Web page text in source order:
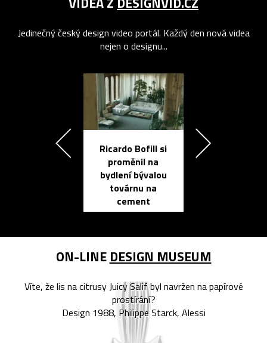
Jedinečný český design video portál. Každý den nová videa
nejen o designu...
Ricardo Bofill si
proměnil na
bydlení bývalou
továrnu na
cement
ON-LINE DESIGN MUSEUM
Víte, že lis na citrusy Juicy Salif byl navržen na papírové
prostírání?
Design 1988, Philippe Starck, Alessi